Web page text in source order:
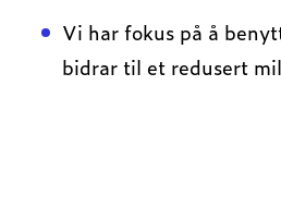
Vi har fokus på å
bidrar til et redusert